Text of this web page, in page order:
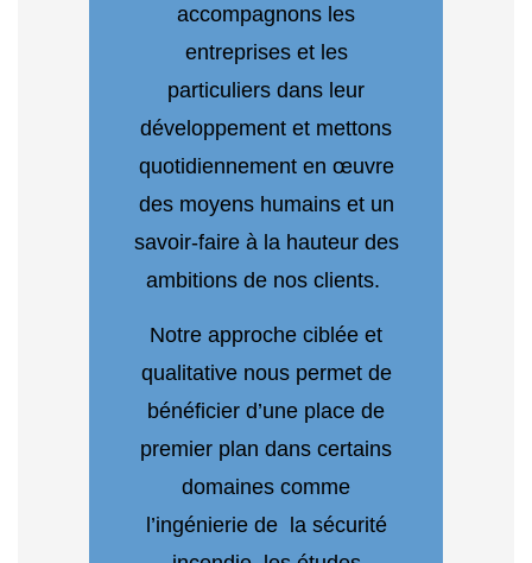
accompagnons les
entreprises et les
particuliers dans leur
développement et mettons
quotidiennement en œuvre
des moyens humains et un
savoir-faire à la hauteur des
ambitions de nos clients.
Notre approche ciblée et
qualitative nous permet de
bénéficier d’une place de
premier plan dans certains
domaines comme
l’ingénierie de la sécurité